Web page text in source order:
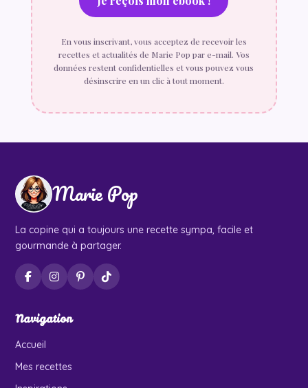
En vous inscrivant, vous acceptez de recevoir les
recettes et actualités de Marie Pop par e-mail. Vos
données restent confidentielles et vous pouvez vous
désinscrire en un clic à tout moment.
Marie Pop
La copine qui a toujours une recette sympa, facile et
gourmande à partager.
Navigation
Accueil
Mes recettes